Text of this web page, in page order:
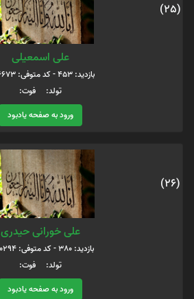
(25)
علی اسمعیلی
بازدید: 453 - کد متوفی: 6016673
تولد: فوت:
ورود به صفحه یادبود
(26)
علی خورانی حیدری
بازدید: 380 - کد متوفی: 6020294
تولد: فوت:
ورود به صفحه یادبود